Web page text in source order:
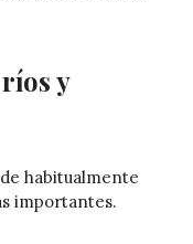
y
habitualmente
importantes.